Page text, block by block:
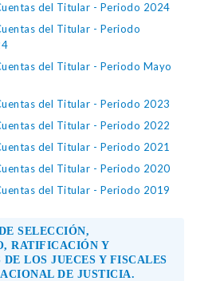
del Titular - Periodo 2024
del Titular - Periodo
del Titular - Periodo Mayo
del Titular - Periodo 2023
del Titular - Periodo 2022
del Titular - Periodo 2021
del Titular - Periodo 2020
del Titular - Periodo 2019
SELECCIÓN,
RATIFICACIÓN Y
LOS JUECES Y FISCALES
DE JUSTICIA.